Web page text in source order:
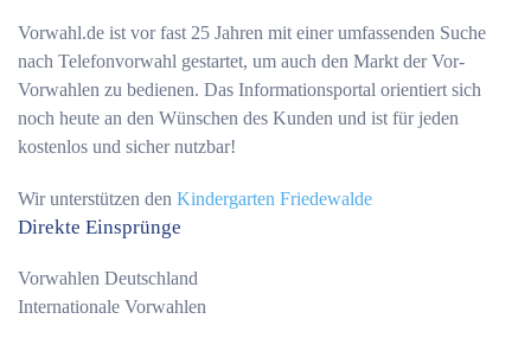
Vorwahl.de ist vor fast 25 Jahren mit einer umfassenden Suche
nach Telefonvorwahl gestartet, um auch den Markt der Vor-
Vorwahlen zu bedienen. Das Informationsportal orientiert sich
noch heute an den Wünschen des Kunden und ist für jeden
kostenlos und sicher nutzbar!
Wir unterstützen den Kindergarten Friedewalde
Direkte Einsprünge
Vorwahlen Deutschland
Internationale Vorwahlen